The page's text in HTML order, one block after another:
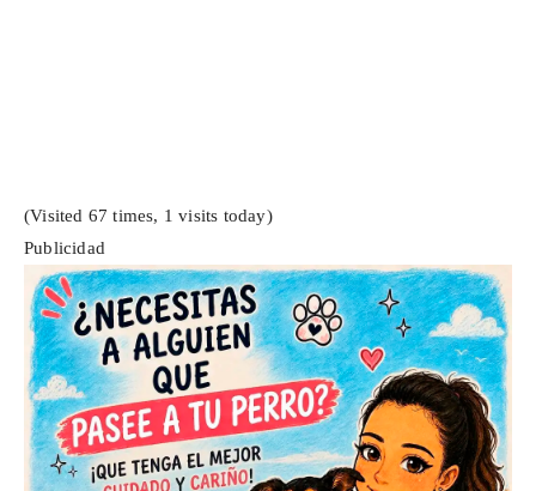
(Visited 67 times, 1 visits today)
Publicidad